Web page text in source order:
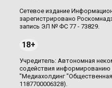
Сетевое издание
зарегистрировано
запись ЭЛ № ФС 77 - 73829.
18+
Учредитель: Автономная
содействия информированию
"Медиахолдинг
1187700006328).